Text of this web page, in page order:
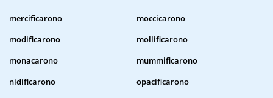
mercificarono
moccicarono
modificarono
mollificarono
monacarono
mummificarono
nidificarono
opacificarono